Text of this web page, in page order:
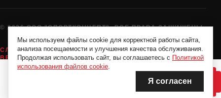
НЕТ В НАЛИЧИИ
НЕТ В НАЛИЧИИ
© 2026 ООО "СПОРТКОНЦЕПТ". ВСЕ ПРАВА ЗАЩИЩЕНЫ
СЛУЖБА ПОДДЕРЖКИ:8-800-775-72-05
ВРЕМЯ РАБОТЫ:
10:00 - 19:00 ЕЖЕДНЕВНО
Мы используем файлы cookie для корректной работы сайта,
анализа посещаемости и улучшения качества обслуживания.
Продолжая использовать сайт, вы соглашаетесь с Политикой
использования файлов cookie.
Я согласен